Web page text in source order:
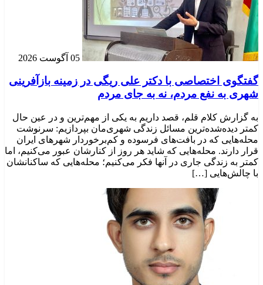
05 آگوست 2026
گفتگوی اختصاصی با دکتر علی ریگی در زمینه بازآفرینی
شهری به نفع مردم، نه به جای مردم
به گزارش کلام قلم، قصد داریم به یکی از مهم‌ترین و در عین حال
کمتر دیده‌شده‌ترین مسائل زندگی شهری‌مان بپردازیم: سرنوشت
محله‌هایی که در بافت‌های فرسوده و کم‌برخوردار شهرهای ایران
قرار دارند. محله‌هایی که شاید هر روز از کنارشان عبور می‌کنیم، اما
کمتر به زندگی جاری در آنها فکر می‌کنیم؛ محله‌هایی که ساکنانشان
با چالش‌هایی […]